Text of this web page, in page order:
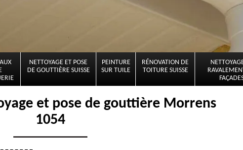
NETTOYAGE ET POSE
DE GOUTTIÈRE SUISSE
PEINTURE
SUR TUILE
RÉNOVATION DE
TOITURE SUISSE
et pose de gouttière Morrens
1054